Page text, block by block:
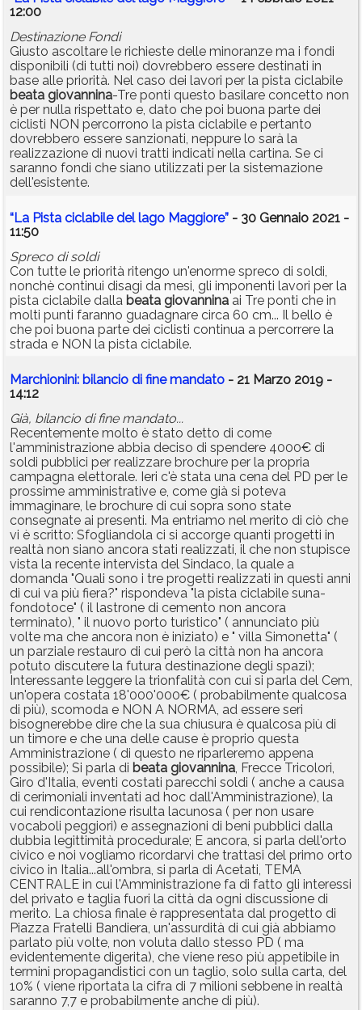
12:00
Destinazione Fondi
Giusto ascoltare le richieste delle minoranze ma i fondi
disponibili (di tutti noi) dovrebbero essere destinati in
base alle priorità. Nel caso dei lavori per la pista ciclabile
beata giovannina-Tre ponti questo basilare concetto non
è per nulla rispettato e, dato che poi buona parte dei
ciclisti NON percorrono la pista ciclabile e pertanto
dovrebbero essere sanzionati, neppure lo sarà la
realizzazione di nuovi tratti indicati nella cartina. Se ci
saranno fondi che siano utilizzati per la sistemazione
dell'esistente.
“La Pista ciclabile del lago Maggiore” - 30 Gennaio 2021 -
11:50
Spreco di soldi
Con tutte le priorità ritengo un'enorme spreco di soldi,
nonchè continui disagi da mesi, gli imponenti lavori per la
pista ciclabile dalla beata giovannina ai Tre ponti che in
molti punti faranno guadagnare circa 60 cm... Il bello è
che poi buona parte dei ciclisti continua a percorrere la
strada e NON la pista ciclabile.
Marchionini: bilancio di fine mandato - 21 Marzo 2019 -
14:12
Già, bilancio di fine mandato...
Recentemente molto è stato detto di come
l'amministrazione abbia deciso di spendere 4000€ di
soldi pubblici per realizzare brochure per la propria
campagna elettorale. Ieri c'è stata una cena del PD per le
prossime amministrative e, come già si poteva
immaginare, le brochure di cui sopra sono state
consegnate ai presenti. Ma entriamo nel merito di ciò che
vi è scritto: Sfogliandola ci si accorge quanti progetti in
realtà non siano ancora stati realizzati, il che non stupisce
vista la recente intervista del Sindaco, la quale a
domanda "Quali sono i tre progetti realizzati in questi anni
di cui va più fiera?" rispondeva "la pista ciclabile suna-
fondotoce" ( il lastrone di cemento non ancora
terminato), " il nuovo porto turistico" ( annunciato più
volte ma che ancora non è iniziato) e " villa Simonetta" (
un parziale restauro di cui però la città non ha ancora
potuto discutere la futura destinazione degli spazi);
Interessante leggere la trionfalità con cui si parla del Cem,
un'opera costata 18'000'000€ ( probabilmente qualcosa
di più), scomoda e NON A NORMA, ad essere seri
bisognerebbe dire che la sua chiusura è qualcosa più di
un timore e che una delle cause è proprio questa
Amministrazione ( di questo ne riparleremo appena
possibile); Si parla di beata giovannina, Frecce Tricolori,
Giro d'Italia, eventi costati parecchi soldi ( anche a causa
di cerimoniali inventati ad hoc dall'Amministrazione), la
cui rendicontazione risulta lacunosa ( per non usare
vocaboli peggiori) e assegnazioni di beni pubblici dalla
dubbia legittimità procedurale; E ancora, si parla dell'orto
civico e noi vogliamo ricordarvi che trattasi del primo orto
civico in Italia...all'ombra, si parla di Acetati, TEMA
CENTRALE in cui l'Amministrazione fa di fatto gli interessi
del privato e taglia fuori la città da ogni discussione di
merito. La chiosa finale è rappresentata dal progetto di
Piazza Fratelli Bandiera, un'assurdità di cui già abbiamo
parlato più volte, non voluta dallo stesso PD ( ma
evidentemente digerita), che viene reso più appetibile in
termini propagandistici con un taglio, solo sulla carta, del
10% ( viene riportata la cifra di 7 milioni sebbene in realtà
saranno 7,7 e probabilmente anche di più).